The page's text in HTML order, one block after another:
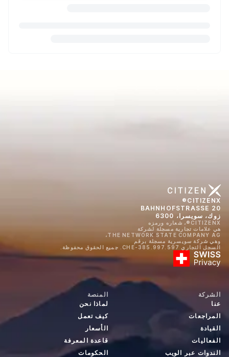
CITIZENX®
BAHNHOFSTRASSE 20
زوك، سويسرا، 6300
CITIZENX®، شعاره ورمزه
هي علامات تجارية مسجلة لشركة
THE NETWORK STATE COMPANY AG،
وهي شركة سويسرية مسجلة برقم
السجل التجاري CHE-385.997.597. جميع الحقوق محفوظة.
الشركة
عنا
المراجعات
القيادة
الفعاليات
الندوات عبر الويب
المنصة
لماذا نحن
كيف تعمل
الأسعار
قاعدة المعرفة
الحكومات